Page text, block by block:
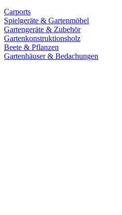
Carports
Spielgeräte & Gartenmöbel
Gartengeräte & Zubehör
Gartenkonstruktionsholz
Beete & Pflanzen
Gartenhäuser & Bedachungen